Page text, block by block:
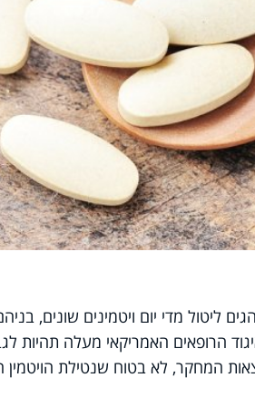
הרופאים האמריקאי מעלה תהיות
המחקר, לא בטוח שנטילת